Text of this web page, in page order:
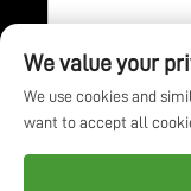
Bản quyền ©
We value your
We use cookies and
want to accept all